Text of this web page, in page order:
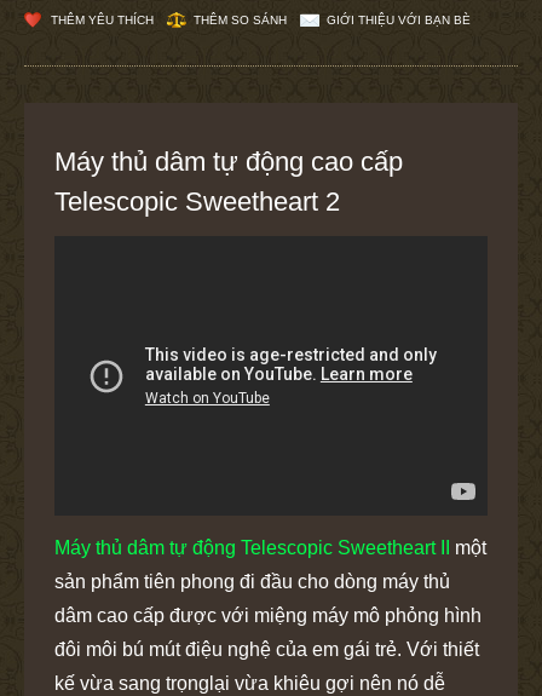
THÊM YÊU THÍCH THÊM SO SÁNH GIỚI THIỆU VỚI BẠN BÈ
Máy thủ dâm tự động cao cấp
Telescopic Sweetheart 2
Máy thủ dâm tự động Telescopic Sweetheart II
một
sản phẩm tiên phong đi đầu cho dòng máy thủ
dâm cao cấp được với miệng máy mô phỏng hình
đôi môi bú mút điệu nghệ của em gái trẻ. Với thiết
kế vừa sang trọnglại vừa khiêu gợi nên nó dễ